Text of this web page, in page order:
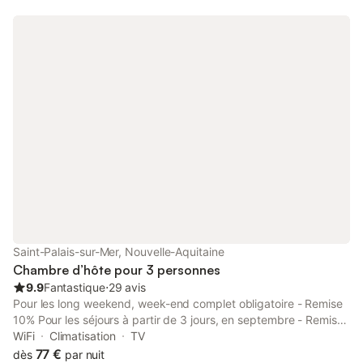
Saint-Palais-sur-Mer, Nouvelle-Aquitaine
Chambre d’hôte pour 3 personnes
9.9Fantastique⋅29 avis
Pour les long weekend, week-end complet obligatoire - Remise
10% Pour les séjours à partir de 3 jours, en septembre - Remise
10% Chambres dans villa neuve (maison balnéaire 1930 dans
site protégé) Les chambres comprennent un lit deux personnes
WiFi Climatisation
TV
dès 77 € par nuit